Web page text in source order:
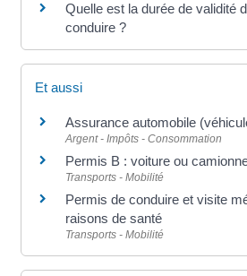
Quelle est la durée de validité
conduire ?
Et aussi
Assurance automobile
Argent - Impôts - Consommation
Permis B : voiture ou
Transports - Mobilité
Permis de conduire et visite
raisons de santé
Transports - Mobilité